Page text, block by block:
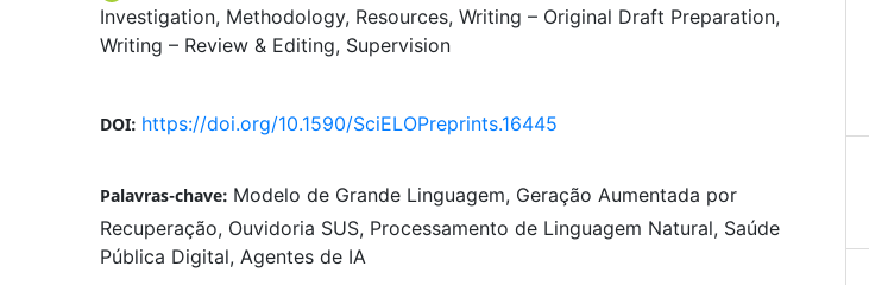
Investigation Methodology Resources Writing – Original Draft Preparation
Writing – Review & Editing Supervision
DOI: https://doi.org/10.1590/SciELOPreprints.16445
Palavras-chave: Modelo de Grande Linguagem, Geração Aumentada por
Recuperação, Ouvidoria SUS, Processamento de Linguagem Natural, Saúde
Pública Digital, Agentes de IA